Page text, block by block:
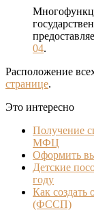
04.
Расположение
странице.
Это интересно
Получение
МФЦ
Оформить
Детские
году
Как создать
(ФССП)